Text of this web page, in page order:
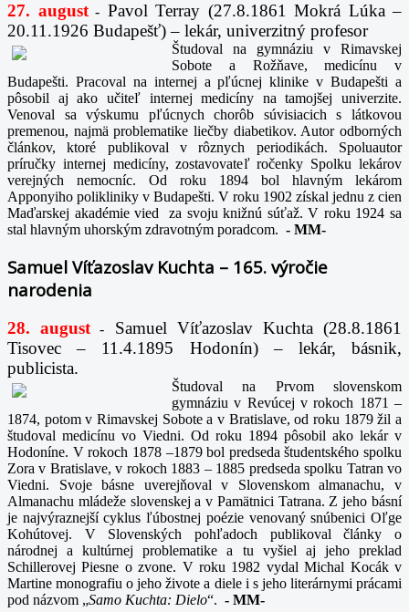
27. august- Pavol Terray (27.8.1861 Mokrá Lúka –
20.11.1926 Budapešť) – lekár, univerzitný profesor
Študoval na gymnáziu v Rimavskej
Sobote a Rožňave, medicínu v
Budapešti. Pracoval na internej a pľúcnej klinike v Budapešti a
pôsobil aj ako učiteľ internej medicíny na tamojšej univerzite.
Venoval sa výskumu pľúcnych chorôb súvisiacich s látkovou
premenou, najmä problematike liečby diabetikov. Autor odborných
článkov, ktoré publikoval v rôznych periodikách. Spoluautor
príručky internej medicíny, zostavovateľ ročenky Spolku lekárov
verejných nemocníc. Od roku 1894 bol hlavným lekárom
Apponyiho polikliniky v Budapešti. V roku 1902 získal jednu z cien
Maďarskej akadémie vied za svoju knižnú súťaž. V roku 1924 sa
stal hlavným uhorským zdravotným poradcom. - MM-
Samuel Víťazoslav Kuchta – 165. výročie
narodenia
28. august -
Samuel Víťazoslav Kuchta (28.8.1861
Tisovec – 11.4.1895 Hodonín) – lekár, básnik,
publicista.
Študoval na Prvom slovenskom
gymnáziu v Revúcej v rokoch 1871 –
1874, potom v Rimavskej Sobote a v Bratislave, od roku 1879 žil a
študoval medicínu vo Viedni. Od roku 1894 pôsobil ako lekár v
Hodoníne. V rokoch 1878 –1879 bol predseda študentského spolku
Zora v Bratislave, v rokoch 1883 – 1885 predseda spolku Tatran vo
Viedni. Svoje básne uverejňoval v Slovenskom almanachu, v
Almanachu mládeže slovenskej a v Pamätnici Tatrana. Z jeho básní
je najvýraznejší cyklus ľúbostnej poézie venovaný snúbenici Oľge
Kohútovej. V Slovenských pohľadoch publikoval články o
národnej a kultúrnej problematike a tu vyšiel aj jeho preklad
Schillerovej Piesne o zvone. V roku 1982 vydal Michal Kocák v
Martine monografiu o jeho živote a diele i s jeho literárnymi prácami
pod názvom „Samo Kuchta: Dielo“. - MM-